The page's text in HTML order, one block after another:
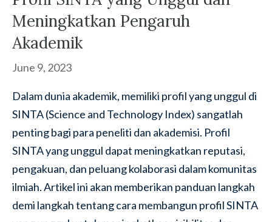
Meningkatkan Pengaruh
Akademik
June 9, 2023
Dalam dunia akademik, memiliki profil yang unggul di
SINTA (Science and Technology Index) sangatlah
penting bagi para peneliti dan akademisi. Profil
SINTA yang unggul dapat meningkatkan reputasi,
pengakuan, dan peluang kolaborasi dalam komunitas
ilmiah. Artikel ini akan memberikan panduan langkah
demi langkah tentang cara membangun profil SINTA